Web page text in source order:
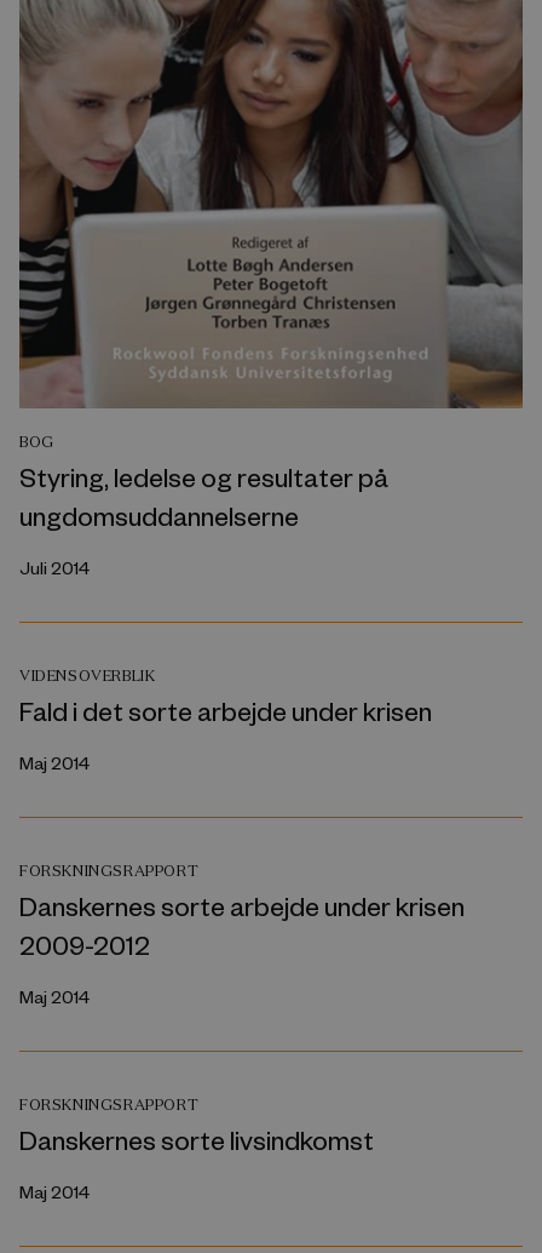
BOG
Styring, ledelse og resultater på
ungdomsuddannelserne
Juli 2014
VIDENSOVERBLIK
Fald i det sorte arbejde under krisen
Maj 2014
FORSKNINGSRAPPORT
Danskernes sorte arbejde under krisen
2009-2012
Maj 2014
FORSKNINGSRAPPORT
Danskernes sorte livsindkomst
Maj 2014